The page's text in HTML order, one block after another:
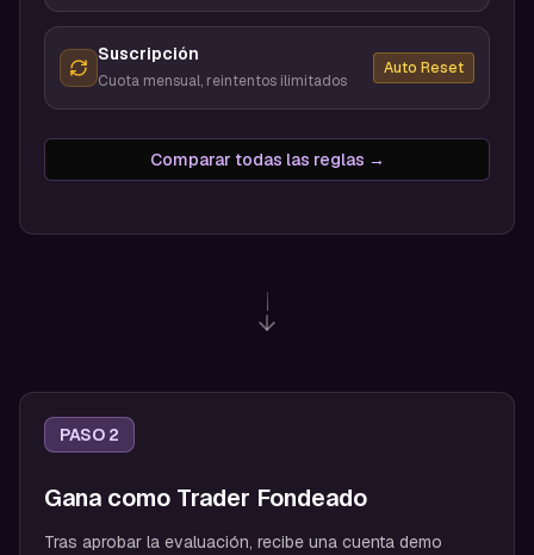
Suscripción
Cuota mensual, reintentos ilimitados
Auto Reset
Comparar todas las reglas →
PASO 2
Gana como Trader Fondeado
Tras aprobar la evaluación, recibe una cuenta demo